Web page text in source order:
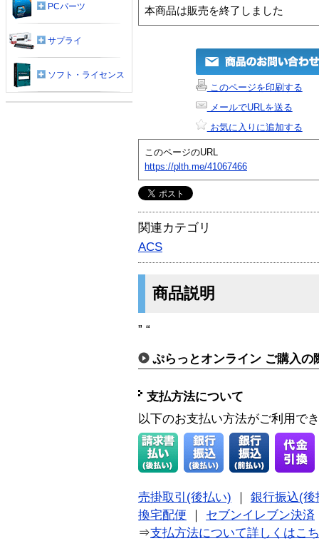
本商品は販売を終了しました
このページを印刷する
メールでURLを送る
お気に入りに追加する
このページのURL
https://plth.me/41067466
関連カテゴリ
ACS
商品説明
” “
ぷらっとオンライン ご購入の
支払方法について
以下のお支払い方法がご利用で
売掛取引(後払い)
銀行振込(後
換宅配便
セブンイレブン決済
⇒支払方法について詳しくはこ
PCパーツ
サプライ
ソフト・ライセンス